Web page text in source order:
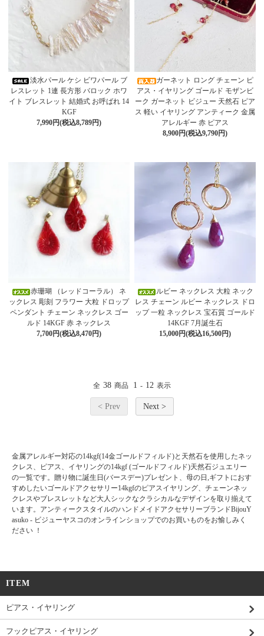
淡水パール ケシ ビワパール ブ
レスレット 1連 長方形 バロック ホワ
イト ブレスレット 結婚式 お呼ばれ 14
KGF
7,990円(税込8,789円)
ガーネット ロング チェーン ピ
アス・イヤリング ゴールド モザンビ
ーク ガーネット ビジュー 天然石 ピア
ス 軽い イヤリング アンティーク 金属
アレルギー 赤 ピアス
8,900円(税込9,790円)
赤珊瑚 （レッドコーラル） ネ
ックレス 彫刻 フラワー 大粒 ドロップ
ペンダント チェーン ネックレス ゴー
ルド 14KGF 赤 ネックレス
7,700円(税込8,470円)
ルビー ネックレス 大粒 ネック
レス チェーン ルビー ネックレス ドロ
ップ 一粒 ネックレス 宝石質 ゴールド
14KGF 7月誕生石
15,000円(税込16,500円)
全 38 商品 1 - 12 表示
< Prev Next >
金属アレルギー対応の14kgf(14金ゴールドフィルド)と天然石を使用したネッ
クレス、ピアス、イヤリングの14kgf (ゴールドフィルド)天然石ジュエリー
の一覧です。贈り物に誕生日(バースデー)プレゼント、母の日,ギフトにおす
すめしたいゴールドアクセサリー14kgfのピアスイヤリング、チェーンネッ
クレスやブレスレットなど大人シックなクラシカルなデザインを取り揃えて
います。アンティークスタイルのハンドメイドアクセサリーブランドBijouY
asuko - ビジューヤスコのオンラインショップでのお買いものをお愉しみく
ださい ！
ITEM
ピアス・イヤリング
フックピアス・イヤリング